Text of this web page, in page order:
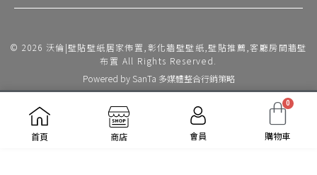
© 2026 沃倫|壁貼壁紙居家佈置,彰化牆壁壁紙,壁貼推薦,客廳房間牆壁
布置 All Rights Reserved.
Powered by SanTa 多媒體整合行銷策略
首頁 商店 會員
0
購物車